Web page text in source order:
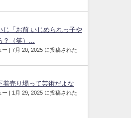
じ「お前 いじめられっ子や
？（笑）...
ー 7月 20, 2025 に投稿された
着売り場って芸術だよな
ー 1月 29, 2025 に投稿された